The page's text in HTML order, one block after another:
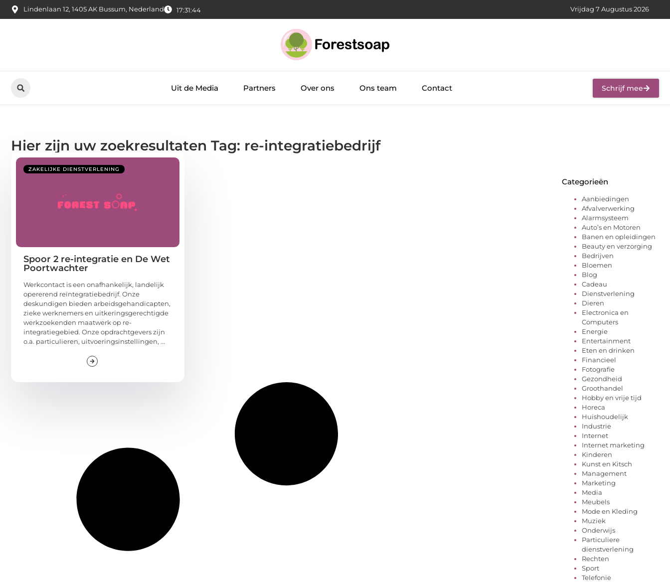
Lindenlaan 12, 1405 AK Bussum, Nederland 17:31:44 Vrijdag 7 Augustus 2026
Uit de Media Partners Over ons Ons team Contact Schrijf mee
Hier zijn uw zoekresultaten Tag: re-integratiebedrijf
ZAKELIJKE DIENSTVERLENING
Spoor 2 re-integratie en De Wet
Poortwachter
Werkcontact is een onafhankelijk, landelijk
opererend reïntegratiebedrijf. Onze
deskundigen bieden arbeidsgehandicapten,
zieke werknemers en uitkeringsgerechtigde
werkzoekenden maatwerk op re-
integratiegebied. Onze opdrachtgevers zijn
o.a. particulieren, uitvoeringsinstellingen, ...
Categorieën
Aanbiedingen
Afvalverwerking
Alarmsysteem
Auto’s en Motoren
Banen en opleidingen
Beauty en verzorging
Bedrijven
Bloemen
Blog
Cadeau
Dienstverlening
Dieren
Electronica en
Computers
Energie
Entertainment
Eten en drinken
Financieel
Fotografie
Gezondheid
Groothandel
Hobby en vrije tijd
Horeca
Huishoudelijk
Industrie
Internet
Internet marketing
Kinderen
Kunst en Kitsch
Management
Marketing
Media
Meubels
Mode en Kleding
Muziek
Onderwijs
Particuliere
dienstverlening
Rechten
Sport
Telefonie